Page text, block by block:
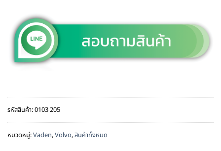
รหัสสินค้า:0103 205
หมวดหมู่:Vaden,Volvo,สินค้าทั้งหมด